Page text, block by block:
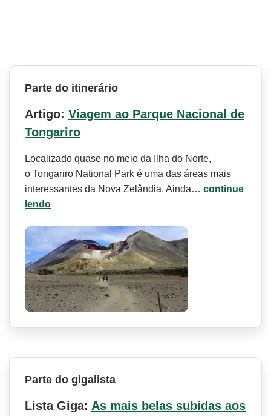
Parte do itinerário
Artigo: Viagem ao Parque Nacional de
Tongariro
Localizado quase no meio da Ilha do Norte,
o Tongariro National Park é uma das áreas mais
interessantes da Nova Zelândia. Ainda… continue
lendo
Parte do gigalista
Lista Giga: As mais belas subidas aos